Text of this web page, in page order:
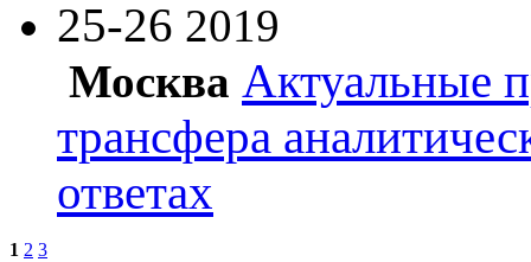
25-26 2019
Москва Актуальные
трансфера
ответах
1 2 3